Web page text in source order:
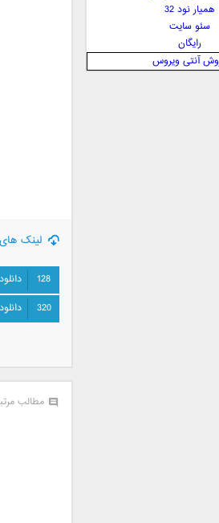
لینک
128
320
مطالب
همیار نود 32
سئو سایت
رایگان
آنتی ویروس